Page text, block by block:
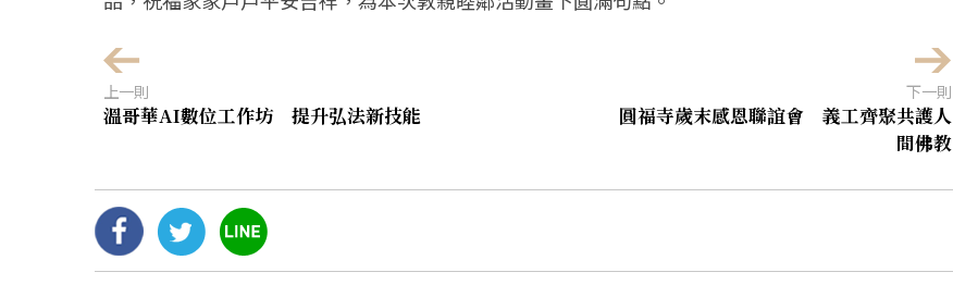
上一則
溫哥華AI數位工作坊 提升弘法新技能
下一則
圓福寺歲末感恩聯誼會 義工齊聚共護人
間佛教